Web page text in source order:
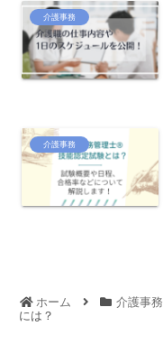
介護事務
介護事務
ホーム
介護事務
には？